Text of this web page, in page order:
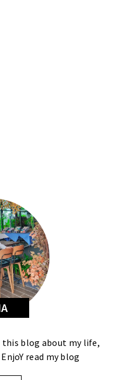
blog about my life,
read my blog